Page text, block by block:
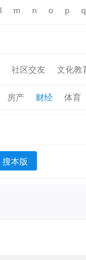
l m n o p q
社区交友 文化教
房产 财经 体育
搜本版